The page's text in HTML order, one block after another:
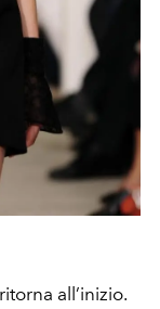
all’inizio.